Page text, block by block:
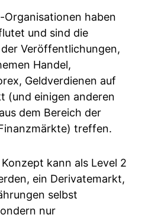
Organisationen haben
und sind die
Veröffentlichungen,
Handel,
Geldverdienen auf
(und einigen anderen
dem Bereich der
treffen.
kann als Level 2
ein Derivatemarkt,
selbst
nur